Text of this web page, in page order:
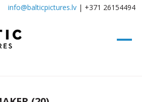
info@balticpictures.lv| +371 26154494